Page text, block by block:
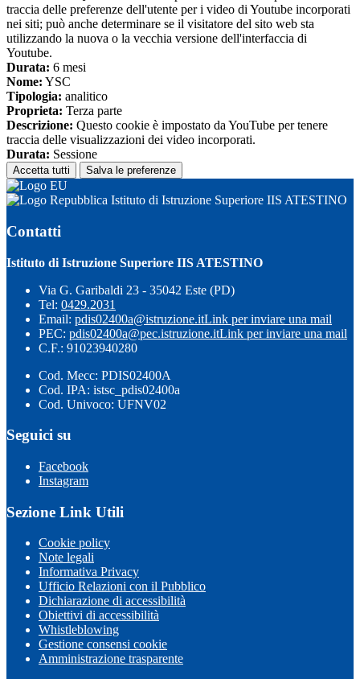
traccia delle preferenze dell'utente per i video di Youtube incorporati
nei siti; può anche determinare se il visitatore del sito web sta
utilizzando la nuova o la vecchia versione dell'interfaccia di
Youtube.
Durata: 6 mesi
Nome: YSC
Tipologia: analitico
Proprieta: Terza parte
Descrizione: Questo cookie è impostato da YouTube per tenere
traccia delle visualizzazioni dei video incorporati.
Durata: Sessione
Accetta tutti Salva le preferenze
Istituto di Istruzione Superiore IIS ATESTINO
Contatti
Istituto di Istruzione Superiore IIS ATESTINO
Via G. Garibaldi 23 - 35042 Este (PD)
Tel: 0429.2031
Email: pdis02400a@istruzione.itLink per inviare una mail
PEC: pdis02400a@pec.istruzione.itLink per inviare una mail
C.F.: 91023940280
Cod. Mecc: PDIS02400A
Cod. IPA: istsc_pdis02400a
Cod. Univoco: UFNV02
Seguici su
Facebook
Instagram
Sezione Link Utili
Cookie policy
Note legali
Informativa Privacy
Ufficio Relazioni con il Pubblico
Dichiarazione di accessibilità
Obiettivi di accessibilità
Whistleblowing
Gestione consensi cookie
Amministrazione trasparente